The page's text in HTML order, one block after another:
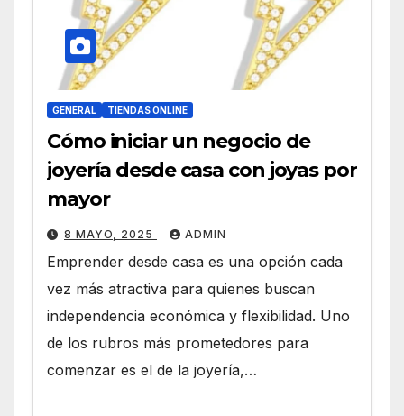
GENERAL TIENDAS ONLINE
Cómo iniciar un negocio de
joyería desde casa con joyas por
mayor
8 MAYO, 2025 ADMIN
Emprender desde casa es una opción cada
vez más atractiva para quienes buscan
independencia económica y flexibilidad. Uno
de los rubros más prometedores para
comenzar es el de la joyería,…